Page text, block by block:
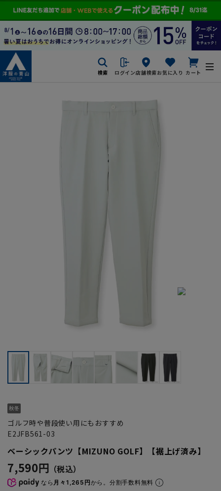
検索 ログイン店舗検索お気に入り カート
ゴルフ時や普段使い用にもおすすめ
E2JFB561-03
ベーシックパンツ【MIZUNO GOLF】【裾上げ済み】
7,590円
なら 月々1,265円から。分割手数料無料